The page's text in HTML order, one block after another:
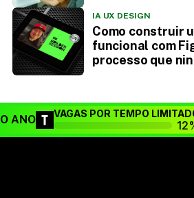
IA UX DESIGN
Como construir
funcional com
processo que
ANO VAGAS POR TEMPO